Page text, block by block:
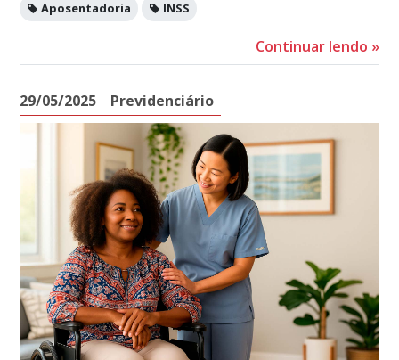
Aposentadoria INSS
Continuar lendo »
29/05/2025 Previdenciário